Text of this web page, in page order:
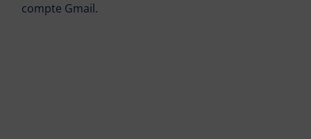
compte Gmail.